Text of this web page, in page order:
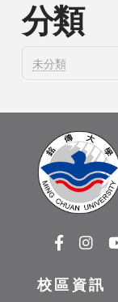
分類
未分類
校區資訊